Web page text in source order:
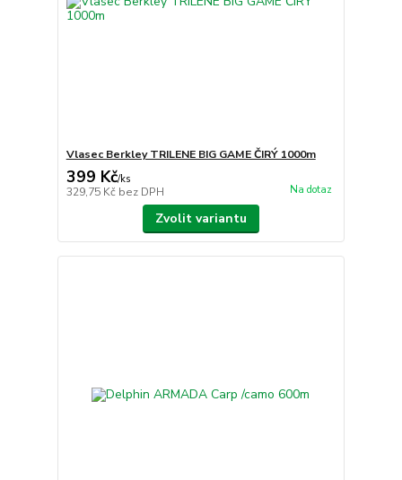
Vlasec Berkley TRILENE BIG GAME ČIRÝ 1000m
399 Kč/ks
329,75 Kč bez DPH Na dotaz
Zvolit variantu